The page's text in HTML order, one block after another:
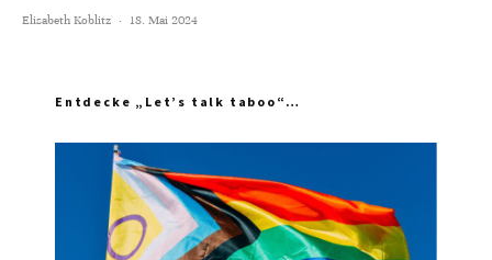
Elisabeth Koblitz · 18. Mai 2024
Entdecke „Let’s talk taboo“…